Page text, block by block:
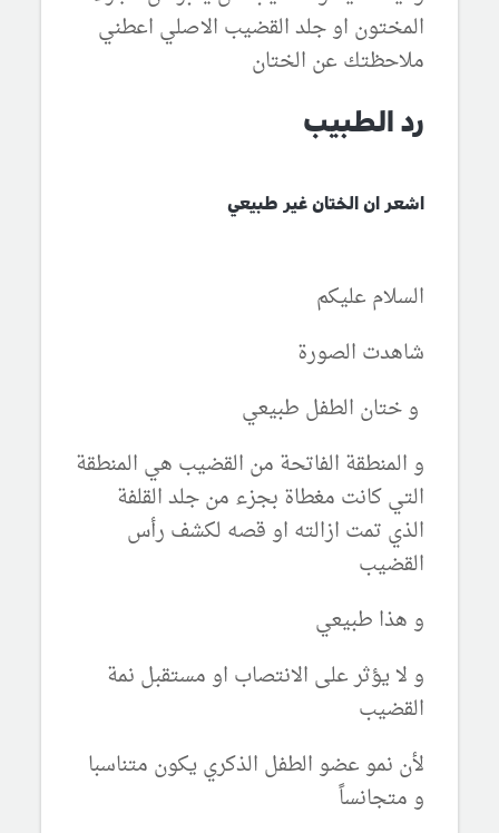
المختون او جلد القضيب الاصلي اعطني
ملاحظتك عن الختان
رد الطبيب
اشعر ان الختان غير طبيعي
السلام عليكم
شاهدت الصورة
و ختان الطفل طبيعي
و المنطقة الفاتحة من القضيب هي المنطقة
التي كانت مغطاة بجزء من جلد القلفة
الذي تمت ازالته او قصه لكشف رأس
القضيب
و هذا طبيعي
و لا يؤثر على الانتصاب او مستقبل نمة
القضيب
لأن نمو عضو الطفل الذكري يكون متناسبا
و متجانساً